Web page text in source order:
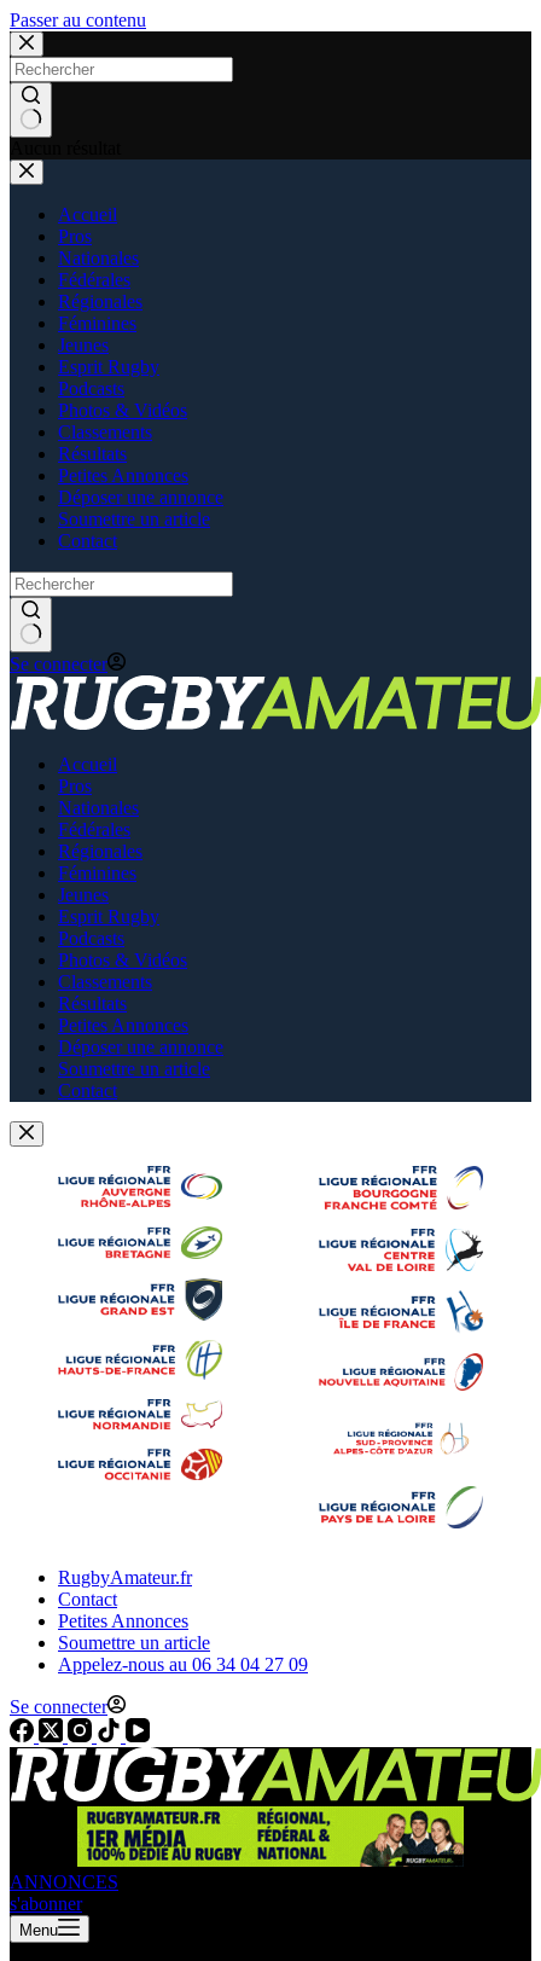
Passer au contenu
Accueil
Pros
Nationales
Fédérales
Régionales
Féminines
Jeunes
Esprit Rugby
Podcasts
Photos & Vidéos
Classements
Résultats
Petites Annonces
Déposer une annonce
Soumettre un article
Contact
Se connecter
Accueil
Pros
Nationales
Fédérales
Régionales
Féminines
Jeunes
Esprit Rugby
Podcasts
Photos & Vidéos
Classements
Résultats
Petites Annonces
Déposer une annonce
Soumettre un article
Contact
RugbyAmateur.fr
Contact
Petites Annonces
Soumettre un article
Appelez-nous au 06 34 04 27 09
Se connecter
ANNONCES
s'abonner
Menu